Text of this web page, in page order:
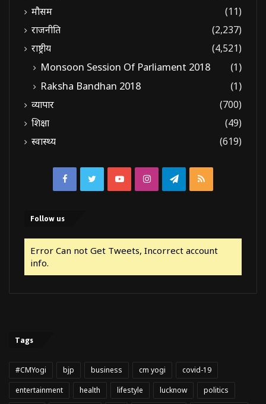
मौसम
(11)
राजनीति
(2,237)
राष्ट्रीय
(4,521)
Monsoon Session Of Parliament 2018
(1)
Raksha Bandhan 2018
(1)
व्यापार
(700)
शिक्षा
(49)
स्वास्थ्य
(619)
FacebookTwitterYouTubeInstagramTelegram
RSS
Follow us
Error Can not Get Tweets, Incorrect account
info.
Tags
#CMYogi bjp business cm yogi
covid-19
entertainment
health lifestyle lucknow politics